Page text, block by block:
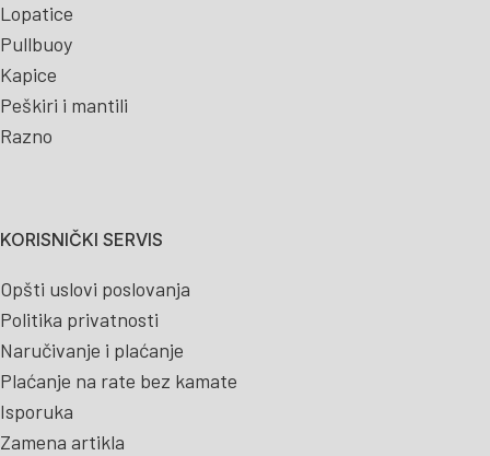
Lopatice
Pullbuoy
Kapice
Peškiri i mantili
Razno
KORISNIČKI SERVIS
Opšti uslovi poslovanja
Politika privatnosti
Naručivanje i plaćanje
Plaćanje na rate bez kamate
Isporuka
Zamena artikla